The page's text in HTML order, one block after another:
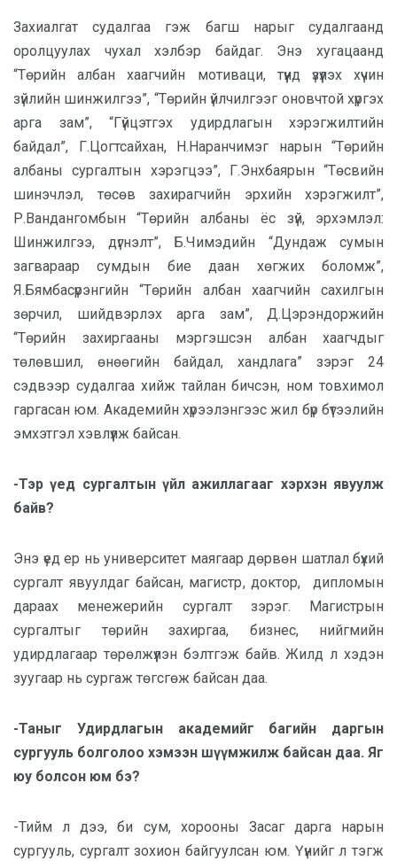
Захиалгат судалгаа гэж багш нарыг судалгаанд
оролцуулах чухал хэлбэр байдаг. Энэ хугацаанд
“Төрийн албан хаагчийн мотиваци, түүнд үзүүлэх хүчин
зүйлийн шинжилгээ”, “Төрийн үйлчилгээг оновчтой хүргэх
арга зам”, “Гүйцэтгэх удирдлагын хэрэгжилтийн
байдал”, Г.Цогтсайхан, Н.Наранчимэг нарын “Төрийн
албаны сургалтын хэрэгцээ”, Г.Энхбаярын “Төсвийн
шинэчлэл, төсөв захирагчийн эрхийн хэрэгжилт”,
Р.Вандангомбын “Төрийн албаны ёс зүй, эрхэмлэл:
Шинжилгээ, дүгнэлт”, Б.Чимэдийн “Дундаж сумын
загвараар сумдын бие даан хөгжих боломж”,
Я.Бямбасүрэнгийн “Төрийн албан хаагчийн сахилгын
зөрчил, шийдвэрлэх арга зам”, Д.Цэрэндоржийн
“Төрийн захиргааны мэргэшсэн албан хаагчдыг
төлөвшил, өнөөгийн байдал, хандлага” зэрэг 24
сэдвээр судалгаа хийж тайлан бичсэн, ном товхимол
гаргасан юм. Академийн хүрээлэнгээс жил бүр бүтээлийн
эмхэтгэл хэвлүүлж байсан.
-Тэр үед сургалтын үйл ажиллагааг хэрхэн явуулж
байв?
Энэ үед ер нь университет маягаар дөрвөн шатлал бүхий
сургалт явуулдаг байсан, магистр, доктор,
дипломын
дараах менежерийн сургалт зэрэг. Магистрын
сургалтыг төрийн захиргаа, бизнес, нийгмийн
удирдлагаар төрөлжүүлэн бэлтгэж байв. Жилд л хэдэн
зуугаар нь сургаж төгсгөж байсан даа.
-Таныг Удирдлагын академийг багийн даргын
сургууль болголоо хэмээн шүүмжилж байсан даа. Яг
юу болсон юм бэ?
-Тийм л дээ, би сум, хорооны Засаг дарга нарын
сургууль, сургалт зохион байгуулсан юм. Үүнийг л тэгж